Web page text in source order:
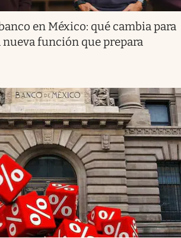
en México: qué cambia para
nueva función que prepara